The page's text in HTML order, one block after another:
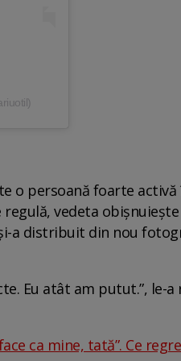
o persoană foarte
vedeta
a distribuit din nou
Eu atât am putut.”, le-
ca mine, tată”. Ce